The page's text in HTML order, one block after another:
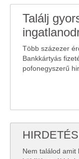
adatait, akik
adatokkal,
Ön által használt
Találj
Több százezer
Bankkártyás
pofonegyszerű
Nem találod amit